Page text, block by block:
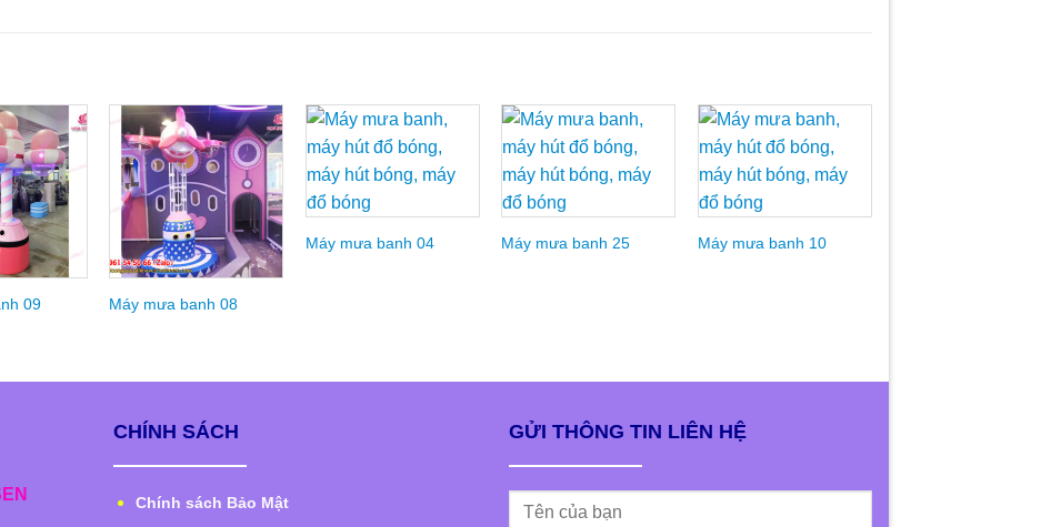
Add to
Wishlist
09
Add to
Wishlist
Máy mưa banh 08
Add to
Wishlist
Máy mưa banh 04
Add to
Wishlist
Máy mưa banh 25
Add to
Wishlist
Máy mưa banh 10
CHÍNH SÁCH
Chính sách Bảo Mật
GỬI THÔNG TIN LIÊN HỆ